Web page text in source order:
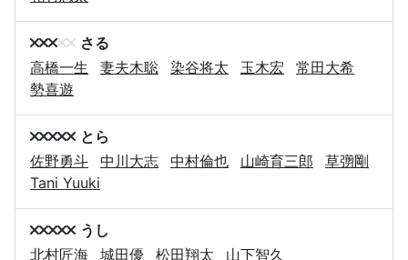
さる
高橋一生
妻夫木聡 染谷将太 玉木宏
常田大希
勢喜遊
とら
佐野勇斗
中川大志 中村倫也 山崎育三郎
草彅剛
Tani Yuuki
うし
北村匠海
城田優 松田翔太
山下智久